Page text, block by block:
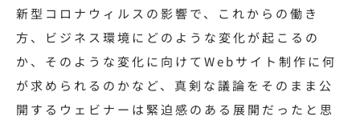
新型コロナウィルスの影響で、これからの働き
方、ビジネス環境にどのような変化が起こるの
か、そのような変化に向けてWebサイト制作に何
が求められるのかなど、真剣な議論をそのまま公
開するウェビナーは緊迫感のある展開だったと思